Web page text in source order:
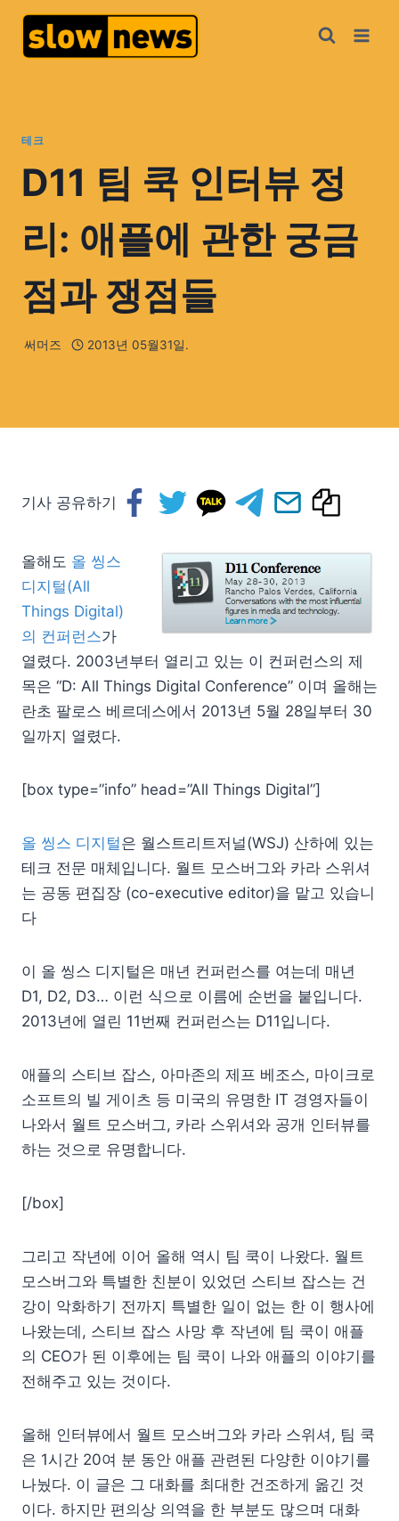
테크
D11 팀 쿡 인터뷰 정
리: 애플에 관한 궁금
점과 쟁점들
써머즈 2013년 05월31일.
기사 공유하기
올해도 올 씽스
디지털(All
Things Digital)
의 컨퍼런스가
열렸다. 2003년부터 열리고 있는 이 컨퍼런스의 제
목은 “D: All Things Digital Conference” 이며 올해는
란초 팔로스 베르데스에서 2013년 5월 28일부터 30
일까지 열렸다.
[box type=”info” head=”All Things Digital”]
올 씽스 디지털은 월스트리트저널(WSJ) 산하에 있는
테크 전문 매체입니다. 월트 모스버그와 카라 스위셔
는 공동 편집장 (co-executive editor)을 맡고 있습니
다
이 올 씽스 디지털은 매년 컨퍼런스를 여는데 매년
D1, D2, D3… 이런 식으로 이름에 순번을 붙입니다.
2013년에 열린 11번째 컨퍼런스는 D11입니다.
애플의 스티브 잡스, 아마존의 제프 베조스, 마이크로
소프트의 빌 게이츠 등 미국의 유명한 IT 경영자들이
나와서 월트 모스버그, 카라 스위셔와 공개 인터뷰를
하는 것으로 유명합니다.
[/box]
그리고 작년에 이어 올해 역시 팀 쿡이 나왔다. 월트
모스버그와 특별한 친분이 있었던 스티브 잡스는 건
강이 악화하기 전까지 특별한 일이 없는 한 이 행사에
나왔는데, 스티브 잡스 사망 후 작년에 팀 쿡이 애플
의 CEO가 된 이후에는 팀 쿡이 나와 애플의 이야기를
전해주고 있는 것이다.
올해 인터뷰에서 월트 모스버그와 카라 스위셔, 팀 쿡
은 1시간 20여 분 동안 애플 관련된 다양한 이야기를
나눴다. 이 글은 그 대화를 최대한 건조하게 옮긴 것
이다. 하지만 편의상 의역을 한 부분도 많으며 대화